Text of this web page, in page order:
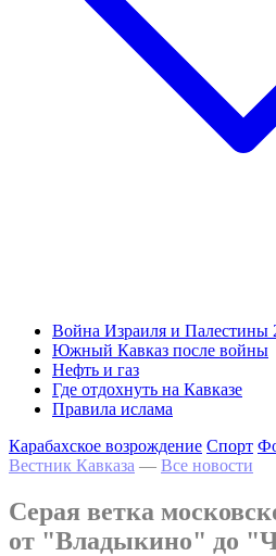
Война Израиля и Палестины
Южный Кавказ после войны
Нефть и газ
Где отдохнуть на Кавказе
Правила ислама
Карабахское возрождение Спорт
Вестник Кавказа — Все новости
Серая ветка
от "Владыкино" до